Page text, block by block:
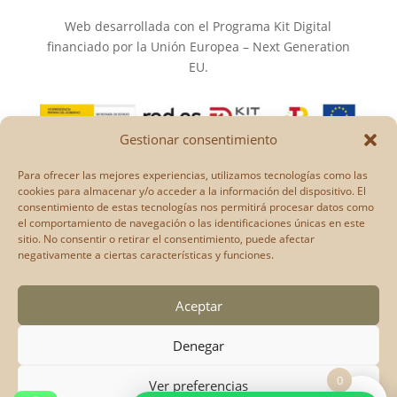
Gestionar consentimiento
Para ofrecer las mejores experiencias, utilizamos tecnologías como las
cookies para almacenar y/o acceder a la información del dispositivo. El
consentimiento de estas tecnologías nos permitirá procesar datos como
el comportamiento de navegación o las identificaciones únicas en este
sitio. No consentir o retirar el consentimiento, puede afectar
negativamente a ciertas características y funciones.
Aceptar
Denegar
Ver preferencias
Web desarrollada con el Programa Kit Digital
financiado por la Unión Europea – Next Generation
EU.
Los puntos de vista y las opiniones expresadas en la
web son únicamente los del autor o autores y no
reflejan necesariamente los de la Unión Europea o la
Comisión Europea.
Ni la Unión Europea ni la Comisión Europea pueden
0